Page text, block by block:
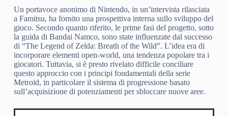
Un portavoce anonimo di Nintendo, in un’intervista rilasciata
a Famitsu, ha fornito una prospettiva interna sullo sviluppo del
gioco. Secondo quanto riferito, le prime fasi del progetto, sotto
la guida di Bandai Namco, sono state influenzate dal successo
di “The Legend of Zelda: Breath of the Wild”. L’idea era di
incorporare elementi open-world, una tendenza popolare tra i
giocatori. Tuttavia, si è presto rivelato difficile conciliare
questo approccio con i principi fondamentali della serie
Metroid, in particolare il sistema di progressione basato
sull’acquisizione di potenziamenti per sbloccare nuove aree.